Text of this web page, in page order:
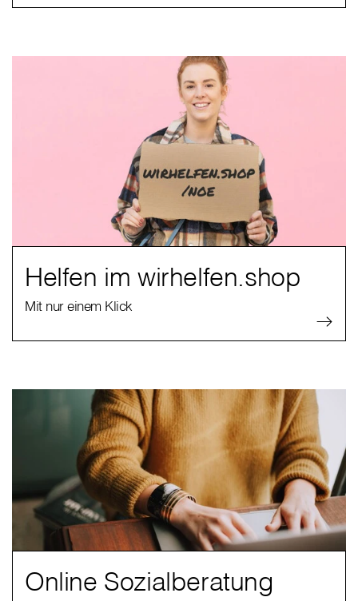
Helfen im wirhelfen.shop
Mit nur einem Klick
Online Sozialberatung